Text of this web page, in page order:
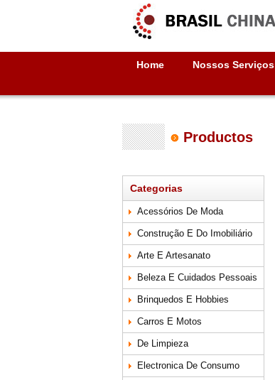
Home Nossos Serviços
Productos
Categorias
Acessórios De Moda
Construção E Do Imobiliário
Arte E Artesanato
Beleza E Cuidados Pessoais
Brinquedos E Hobbies
Carros E Motos
De Limpieza
Electronica De Consumo